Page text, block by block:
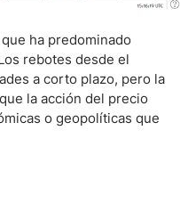
ha predominado
rebotes desde el
a corto plazo, pero la
la acción del precio
o geopolíticas que